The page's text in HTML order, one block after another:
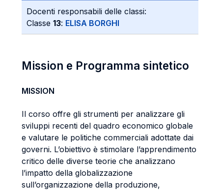
Docenti responsabili delle classi:
Classe 13: ELISA BORGHI
Mission e Programma sintetico
MISSION
Il corso offre gli strumenti per analizzare gli
sviluppi recenti del quadro economico globale
e valutare le politiche commerciali adottate dai
governi. L’obiettivo è stimolare l’apprendimento
critico delle diverse teorie che analizzano
l’impatto della globalizzazione
sull’organizzazione della produzione,